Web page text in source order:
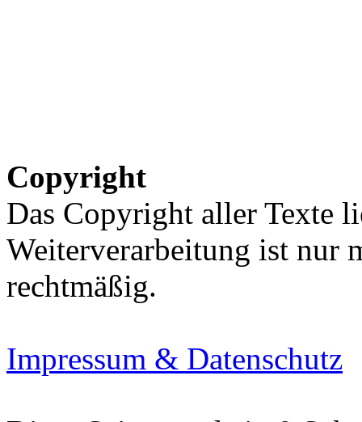
Copyright
Das Copyright aller Texte
Weiterverarbeitung ist nur
rechtmäßig.
Impressum & Datenschutz